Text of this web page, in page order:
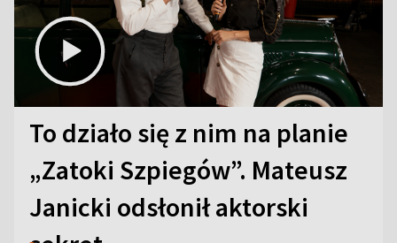
To działo się z nim na planie
„Zatoki Szpiegów”. Mateusz
Janicki odsłonił aktorski